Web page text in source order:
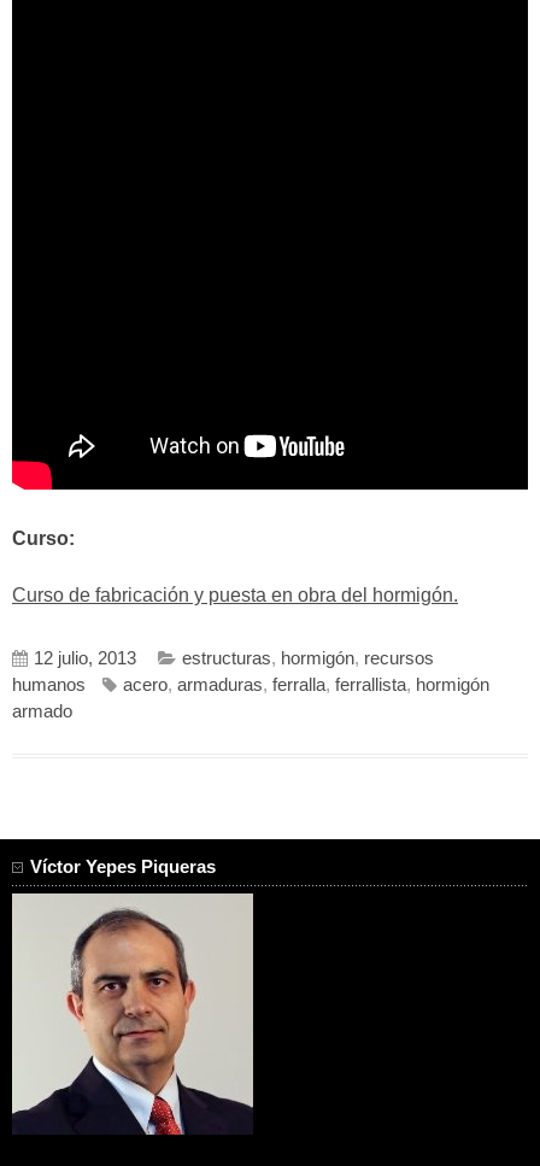
Curso:
Curso de fabricación y puesta en obra del hormigón.
12 julio, 2013 estructuras, hormigón, recursos
humanos
acero, armaduras, ferralla, ferrallista, hormigón
armado
Víctor Yepes Piqueras